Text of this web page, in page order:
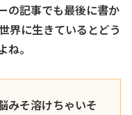
の記事でも最後に書か
界に生きているとどう
。
みそ溶けちゃいそ